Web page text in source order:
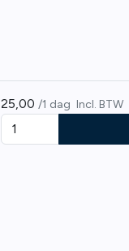
25,00 /1 dag Incl. BTW